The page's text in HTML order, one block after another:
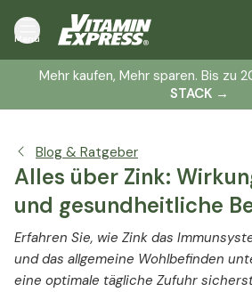
Menü
Mehr kaufen, Mehr sparen. Bis zu
STACK →
Blog & Ratgeber
Alles über Zink:
und gesundheitliche
Erfahren Sie, wie Zink das
und das allgemeine Wohlbefinden
eine optimale tägliche Zufuhr
Was ist Zink?
Bedeutung einer regelmäßigen
Gruppen mit erhöhtem Risiko für
Zink Dosierung
Zink in Lebensmitteln
Zink-Supplementierung
Nebenwirkungen und
Wer benötigt besonders viel Zink?
Zink und das Immunsystem